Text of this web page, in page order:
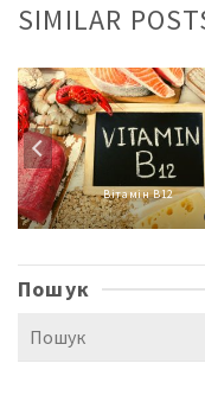
SIMILAR
Вітамін В12
Пошук
Search
for: